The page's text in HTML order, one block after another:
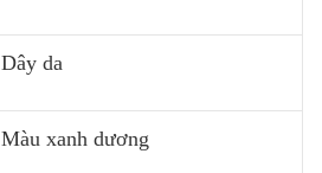
Dây da
Màu xanh dương